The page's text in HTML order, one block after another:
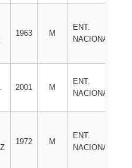
1963 M
ENT.
NACIONAL
2001 M
ENT.
NACIONAL
1972 M
ENT.
NACIONAL